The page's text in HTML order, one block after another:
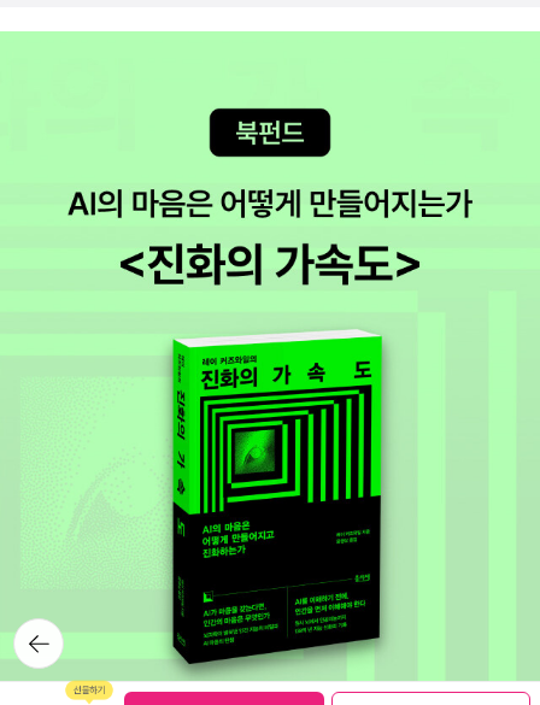
상적이긴 한데, 전체적은 내용은 응? 이랬다. 뭔가 일부러 더 어렵게
꼬아서 쓴 것 같은 느낌이 들었다. 6. <여덟 밤> 안드레 에치먼 (읽은
의 밀당을 섬세하게 그리고 있긴 하다. 읽으면서 <잃어버린 시간을
찾아서>가 생각났었다. 의식의 너무 깊은 흐름... 하지만 극상류층의
이야기인데다가, 제멋대로인 여주인공 클라라, 그리고 클라라와 사랑
을 할 수 있나 싶었다. 가난한 시민(?)인 나에게는 너무나 비현실적인
이야기였다.7. <엎드리는 개> 프랑수아즈 사강 (읽은책) 읽을때는 재
미있게 읽었었는데, 지금은 어떤 내용인지 잘 기억이 나지 않지만, 읽
고나서 사강의 자전적인 이야기 또는 노년(?)의 사강이 원하는 사랑
이 이런 모습일까 라는 생각을 했었다. 8. <시간이 있었으면 좋겠다>
김신지 시간이 있었으면 좋을것 같아서 구매한 책. 제목이 너무 마음
에 들었다. 읽고나면 퇴사할거 같아서 아직 안읽고있다. 표지만 구경
하는중. 표지만 봐도 기분이 좋아진다.9. <사해 부근에서> 엔도 슈사
쿠(읽은책) 엔도 슈사쿠는 못참지. 너무 종교적인 책일거 같아서 그동
안 안읽었다가 슈사쿠 특유의 문장이 그리워서 구매했다. 슈사쿠가
생각한 예수의 모습이 잘 그려져 있다. 기적을 행하는 것 보다는 위로
뒤로가
기